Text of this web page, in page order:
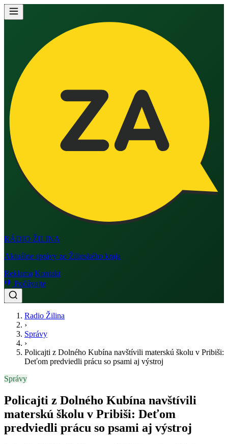
RÁDIO ŽILINA
Aktuálne správy zo Žilinského kraja
Reklama Kontakt
Počúvajte
Radio Žilina
›
Správy
›
Policajti z Dolného Kubína navštívili materskú školu v Pribiši:
Deťom predviedli prácu so psami aj výstroj
Správy
Policajti z Dolného Kubína navštívili
materskú školu v Pribiši: Deťom
predviedli prácu so psami aj výstroj